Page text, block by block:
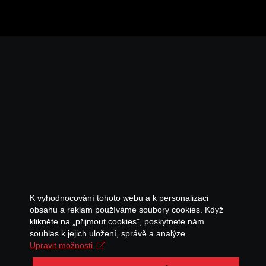
K vyhodnocování tohoto webu a k personalizaci
obsahu a reklam používáme soubory cookies. Když
klikněte na „přijmout cookies", poskytnete nám
souhlas k jejich uložení, správě a analýze.
Upravit možnosti